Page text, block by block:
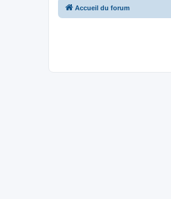
Accueil du forum